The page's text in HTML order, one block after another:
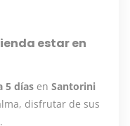
estar en
5 días en Santorini
disfrutar de sus